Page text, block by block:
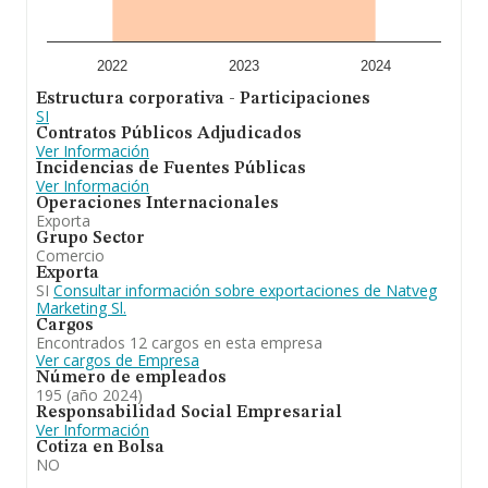
los 6.645 millones de euros. Con el fin de ampliar la
información relativa a las compañías, la media de
antigüedad desde la constitución es de 18 años.
A modo de conclusión, la actividad de
Marketing S.L
siguientes actividades: 1)la producción agrícola,
comercialización, mediación y exportación de frutas,
hortalizas, verduras y demas productos agrícolas en
general. En el ranking de provincia, ha experimentado un
retroceso.
2022 2023 2024
Estructura corporativa - Participaciones
SI
Contratos Públicos Adjudicados
Ver Información
Incidencias de Fuentes Públicas
Ver Información
Operaciones Internacionales
Exporta
Grupo Sector
Comercio
Exporta
SI Consultar información sobre exportaciones de Natveg
Marketing Sl.
Cargos
Encontrados 12 cargos en esta empresa
Ver cargos de Empresa
Número de empleados
195 (año 2024)
Responsabilidad Social Empresarial
Ver Información
Cotiza en Bolsa
NO